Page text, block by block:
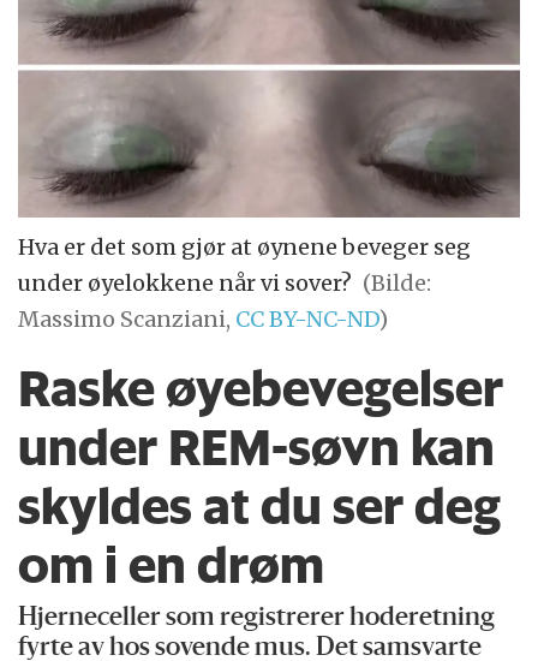
Hva er det som gjør at øynene beveger seg
under øyelokkene når vi sover? (Bilde:
Massimo Scanziani, CC BY-NC-ND)
Raske øyebevegelser
under REM-søvn kan
skyldes at du ser deg
om i en drøm
Hjerneceller som registrerer hoderetning
fyrte av hos sovende mus. Det samsvarte